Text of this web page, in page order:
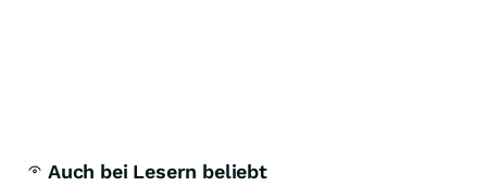
Auch bei Lesern beliebt